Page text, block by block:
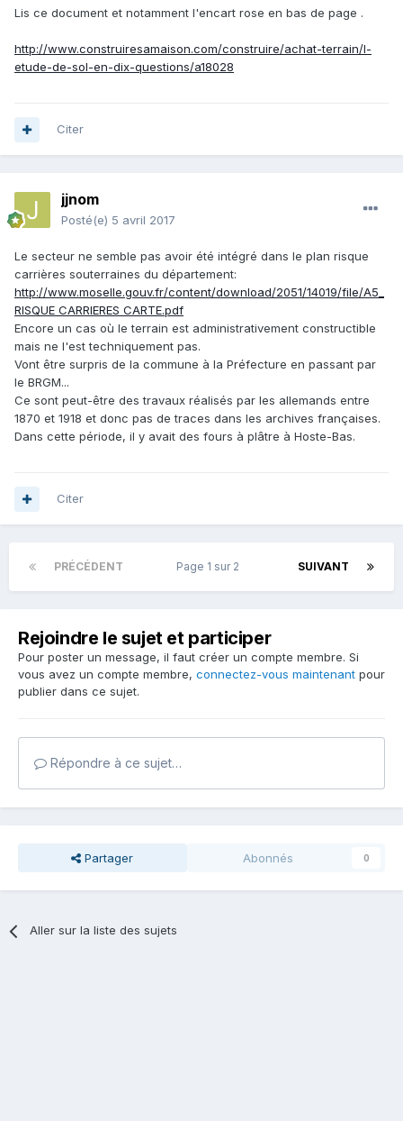
Lis ce document et notamment l'encart rose en bas de page .
http://www.construiresamaison.com/construire/achat-terrain/l-
etude-de-sol-en-dix-questions/a18028
Citer
jjnom
Posté(e) 5 avril 2017
Le secteur ne semble pas avoir été intégré dans le plan risque
carrières souterraines du département:
http://www.moselle.gouv.fr/content/download/2051/14019/file/A5_
RISQUE CARRIERES CARTE.pdf
Encore un cas où le terrain est administrativement constructible
mais ne l'est techniquement pas.
Vont être surpris de la commune à la Préfecture en passant par
le BRGM...
Ce sont peut-être des travaux réalisés par les allemands entre
1870 et 1918 et donc pas de traces dans les archives françaises.
Dans cette période, il y avait des fours à plâtre à Hoste-Bas.
Citer
PRÉCÉDENT SUIVANT
Page 1 sur 2
Rejoindre le sujet et participer
Pour poster un message, il faut créer un compte membre. Si
vous avez un compte membre, connectez-vous maintenant pour
publier dans ce sujet.
Répondre à ce sujet…
Partager Abonnés 0
Aller sur la liste des sujets